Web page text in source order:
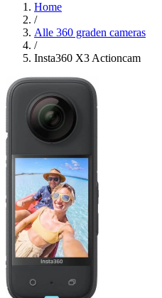
Home
/
Alle 360 graden cameras
/
Insta360 X3 Actioncam